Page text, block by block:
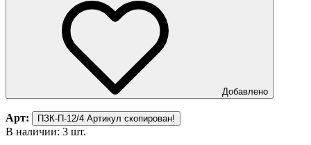
Добавлено
Арт: ПЗК-П-12/4 Артикул скопирован!
В наличии: 3 шт.